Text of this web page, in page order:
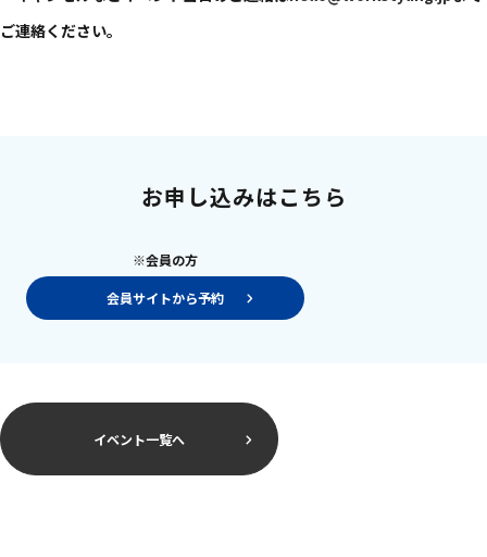
ご連絡ください。​
お申し込みはこちら
※会員の方
会員サイトから予約
イベント一覧へ